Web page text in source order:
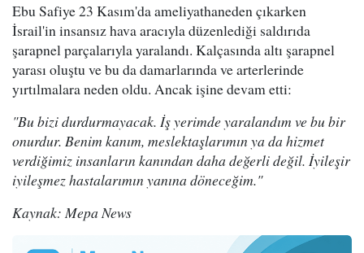
Ebu Safiye 23 Kasım'da ameliyathaneden çıkarken
İsrail'in insansız hava aracıyla düzenlediği saldırıda
şarapnel parçalarıyla yaralandı. Kalçasında altı şarapnel
yarası oluştu ve bu da damarlarında ve arterlerinde
yırtılmalara neden oldu. Ancak işine devam etti:
"Bu bizi durdurmayacak. İş yerimde yaralandım ve bu bir
onurdur. Benim kanım, meslektaşlarımın ya da hizmet
verdiğimiz insanların kanından daha değerli değil. İyileşir
iyileşmez hastalarımın yanına döneceğim."
Kaynak: Mepa News